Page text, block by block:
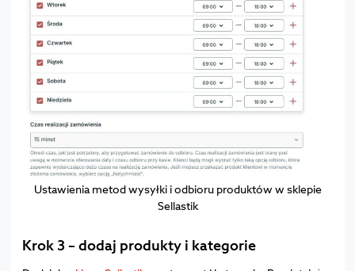
Ustawienia metod wysyłki i odbioru produktów w sklepie
Sellastik
Krok 3 – dodaj produkty i kategorie